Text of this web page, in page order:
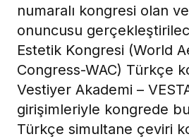
numaralı kongresi olan
onuncusu
Estetik Kongresi (World
Congress-WAC) Türkçe
Vestiyer Akademi –
girişimleriyle kongrede
Türkçe simultane çeviri